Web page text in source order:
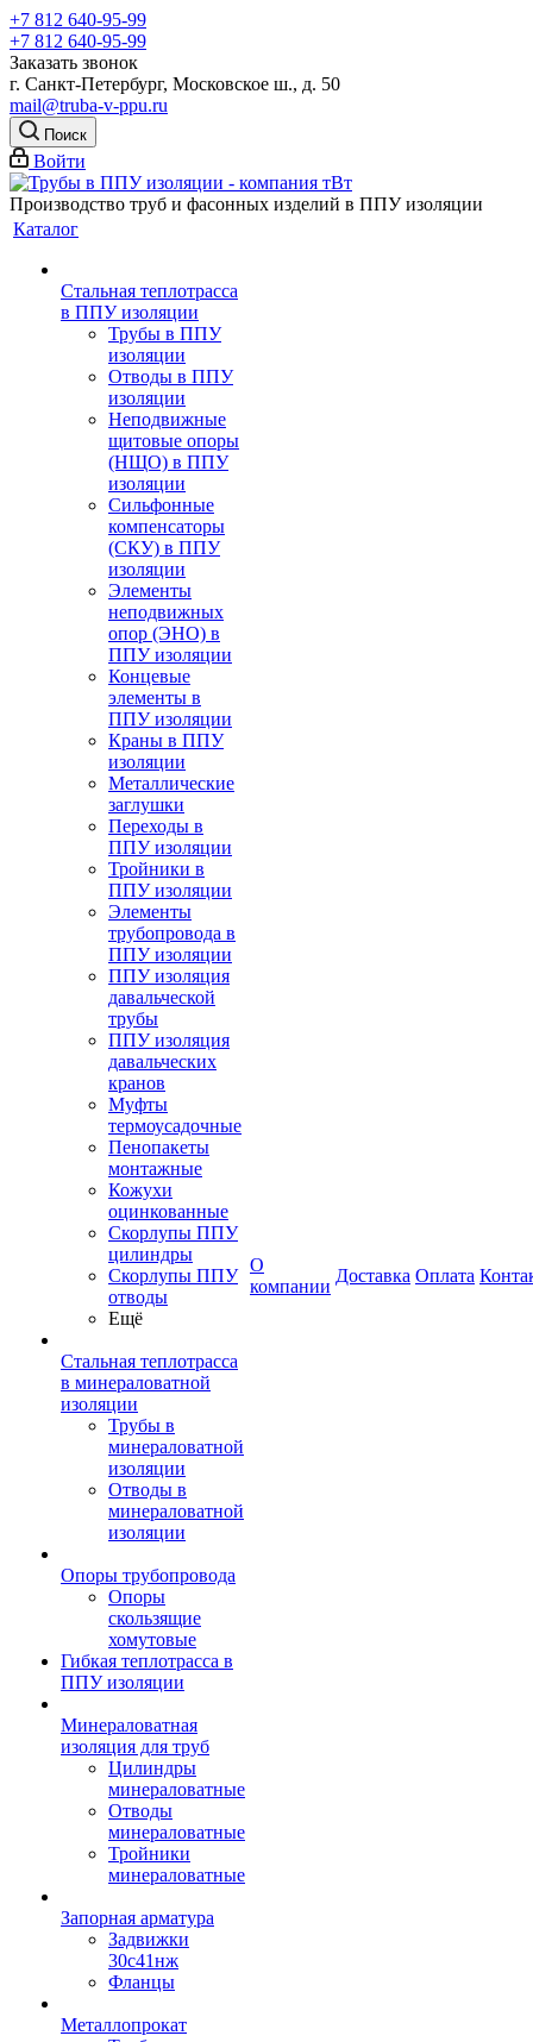
+7 812 640-95-99
+7 812 640-95-99
Заказать звонок
г. Санкт-Петербург, Московское ш., д. 50
mail@truba-v-ppu.ru
Поиск
Войти
Производство труб и фасонных изделий в ППУ изоляции
Каталог
Стальная теплотрасса
в ППУ изоляции
Трубы в ППУ
изоляции
Отводы в ППУ
изоляции
Неподвижные
щитовые опоры
(НЩО) в ППУ
изоляции
Cильфонные
компенсаторы
(СКУ) в ППУ
изоляции
Элементы
неподвижных
опор (ЭНО) в
ППУ изоляции
Концевые
элементы в
ППУ изоляции
Краны в ППУ
изоляции
Металлические
заглушки
Переходы в
ППУ изоляции
Тройники в
ППУ изоляции
Элементы
трубопровода в
ППУ изоляции
ППУ изоляция
давальческой
трубы
ППУ изоляция
давальческих
кранов
Муфты
термоусадочные
Пенопакеты
монтажные
Кожухи
оцинкованные
Скорлупы ППУ
цилиндры
Скорлупы ППУ
отводы
Ещё
Стальная теплотрасса
в минераловатной
изоляции
Трубы в
минераловатной
изоляции
Отводы в
минераловатной
изоляции
Опоры трубопровода
Опоры
скользящие
хомутовые
Гибкая теплотрасса в
ППУ изоляции
Минераловатная
изоляция для труб
Цилиндры
минераловатные
Отводы
минераловатные
Тройники
минераловатные
Запорная арматура
Задвижки
30с41нж
Фланцы
Металлопрокат
О
компании
Доставка Оплата